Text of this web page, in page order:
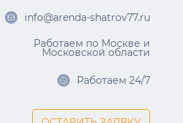
info@arenda-shatrov77.ru
Работаем по Москве и
Московской области
Работаем 24/7